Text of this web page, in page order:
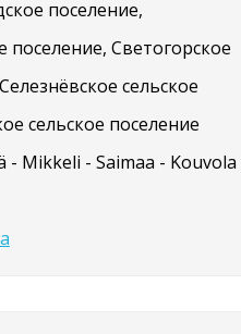
поселение,
Светогорское
сельское
сельское поселение
- Mikkeli - Saimaa - Kouvola